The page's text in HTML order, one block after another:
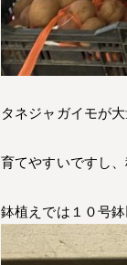
タネジャガイモが
育てやすいですし、
鉢植えでは１０号